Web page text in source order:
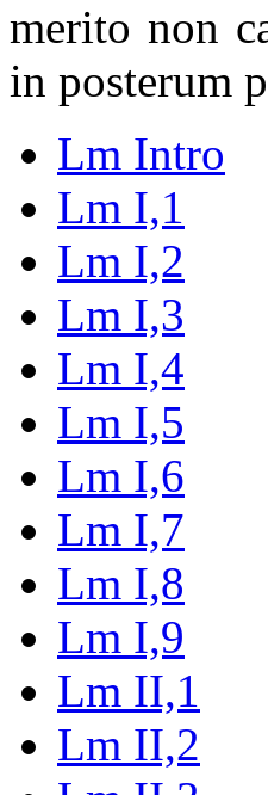
merito non
in posterum
Lm Intro
Lm I,1
Lm I,2
Lm I,3
Lm I,4
Lm I,5
Lm I,6
Lm I,7
Lm I,8
Lm I,9
Lm II,1
Lm II,2